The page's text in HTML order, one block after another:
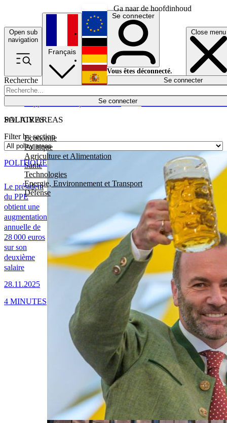
Ga naar de hoofdinhoud
Open sub
navigation
Close menu
Recherche
Se connecter
POLICY AREAS
Economie
Politique
Agriculture et Alimentation
Santé
Technologies
Energie, Environnement et Transport
Défense
Économie
Français
English
Deutsch
Español
Se connecter
Vous êtes déconnecté.
Se connecter
SALAIRES
Filter by section
Le président
du PPE
obtient une
augmentation
annuelle de
28 000 euros
sur son
deuxième
salaire
28.11.2025
POLITIQUE
4 MINUTES